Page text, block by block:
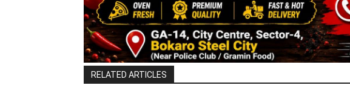
RELATED ARTICLES